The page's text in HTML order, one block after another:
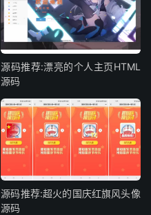
源码推荐:漂亮的个人主页HTML
源码
源码推荐:超火的国庆红旗风头像
源码